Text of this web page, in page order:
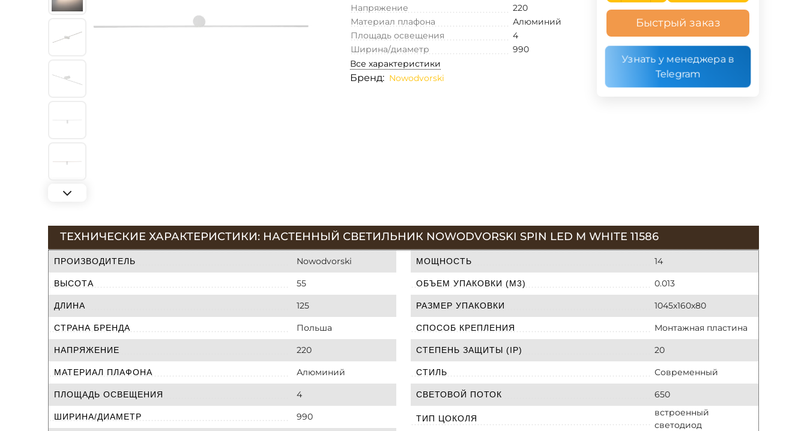
Напряжение
220
Материал плафона
Алюминий
Площадь освещения
4
Ширина/диаметр
990
Все характеристики
Бренд: Nowodvorski
Быстрый заказ
Узнать у менеджера в
Telegram
ТЕХНИЧЕСКИЕ ХАРАКТЕРИСТИКИ: НАСТЕННЫЙ СВЕТИЛЬНИК NOWODVORSKI SPIN LED M WHITE 11586
ПРОИЗВОДИТЕЛЬ Nowodvorski
ВЫСОТА 55
ДЛИНА 125
СТРАНА БРЕНДА Польша
НАПРЯЖЕНИЕ 220
МАТЕРИАЛ ПЛАФОНА Алюминий
ПЛОЩАДЬ ОСВЕЩЕНИЯ 4
ШИРИНА/ДИАМЕТР 990
МОЩНОСТЬ 14
ОБЪЕМ УПАКОВКИ (М3) 0.013
РАЗМЕР УПАКОВКИ 1045х160х80
СПОСОБ КРЕПЛЕНИЯ Монтажная пластина
СТЕПЕНЬ ЗАЩИТЫ (IP) 20
СТИЛЬ Современный
СВЕТОВОЙ ПОТОК 650
ТИП ЦОКОЛЯ
встроенный
светодиод